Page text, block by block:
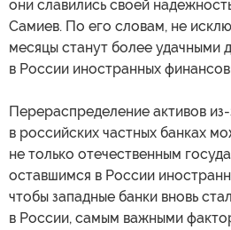
они славились своей
Самиев. По его словам, не
месяцы станут более удачными
в России иностранных
Перераспределение активов
в российских частных банках
не только отечественным
оставшимся в России
чтобы западные банки вновь
в России, самым важными